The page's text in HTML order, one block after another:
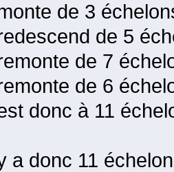
de 3
de 5
de 7
de 6
donc à 11
a donc 11